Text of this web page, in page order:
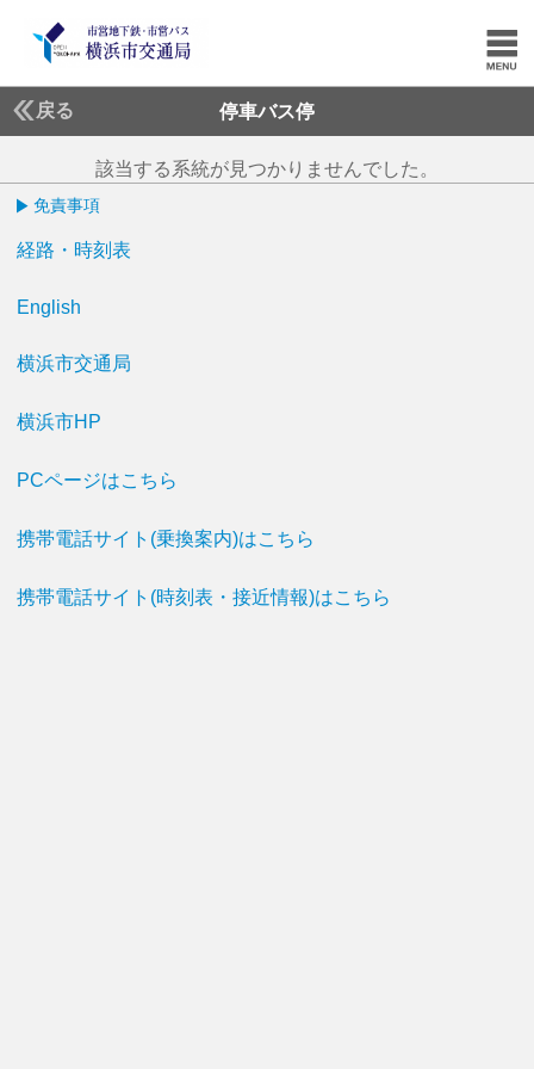
戻る 停車バス停
該当する系統が見つかりませんでした。
免責事項
経路・時刻表
English
横浜市交通局
横浜市HP
PCページはこちら
携帯電話サイト(乗換案内)はこちら
携帯電話サイト(時刻表・接近情報)はこちら